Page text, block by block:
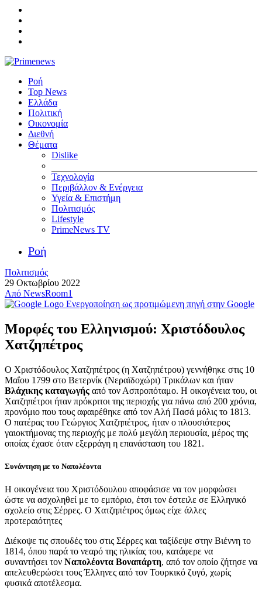
Ροή
Top News
Ελλάδα
Πολιτική
Οικονομία
Διεθνή
Θέματα
Dislike
Τεχνολογία
Περιβάλλον & Ενέργεια
Υγεία & Επιστήμη
Πολιτισμός
Lifestyle
PrimeNews TV
Ροή
Πολιτισμός
29 Οκτωβρίου 2022
Από NewsRoom1
Ενεργοποίηση ως προτιμώμενη πηγή στην Google
Μορφές του Ελληνισμού: Χριστόδουλος
Χατζηπέτρος
Ο Χριστόδουλος Χατζηπέτρος (η Χατζηπέτρου) γεννήθηκε στις 10
Μαΐου 1799 στο Βετερνίκ (Νεραϊδοχώρι) Τρικάλων και ήταν
Βλάχικης καταγωγής από τον Ασπροπόταμο. Η οικογένεια του, οι
Χατζηπέτροι ήταν πρόκριτοι της περιοχής για πάνω από 200 χρόνια,
προνόμιο που τους αφαιρέθηκε από τον Αλή Πασά μόλις το 1813.
Ο πατέρας του Γεώργιος Χατζηπέτρος, ήταν ο πλουσιότερος
γαιοκτήμονας της περιοχής με πολύ μεγάλη περιουσία, μέρος της
οποίας έχασε όταν εξερράγη η επανάσταση του 1821.
Συνάντηση με το Ναπολέοντα
Η οικογένεια του Χριστόδουλου αποφάσισε να τον μορφώσει
ώστε να ασχοληθεί με το εμπόριο, έτσι τον έστειλε σε Ελληνικό
σχολείο στις Σέρρες. Ο Χατζηπέτρος όμως είχε άλλες
προτεραιότητες
Διέκοψε τις σπουδές του στις Σέρρες και ταξίδεψε στην Βιέννη το
1814, όπου παρά το νεαρό της ηλικίας του, κατάφερε να
συναντήσει τον Ναπολέοντα Βοναπάρτη, από τον οποίο ζήτησε να
απελευθερώσει τους Έλληνες από τον Τουρκικό ζυγό, χωρίς
φυσικά αποτέλεσμα.